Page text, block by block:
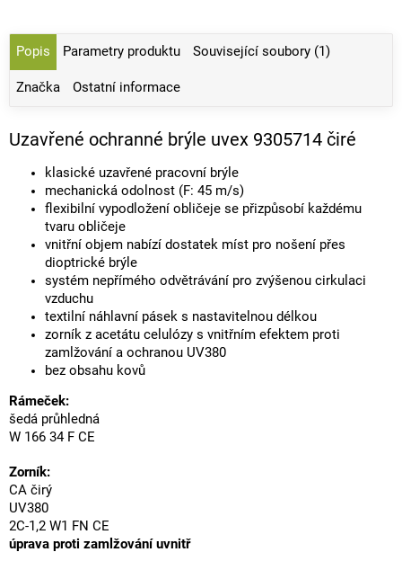
Popis Parametry produktu Související soubory (1)
Značka Ostatní informace
Uzavřené ochranné brýle uvex 9305714 čiré
klasické uzavřené pracovní brýle
mechanická odolnost (F: 45 m/s)
flexibilní vypodložení obličeje se přizpůsobí každému
tvaru obličeje
vnitřní objem nabízí dostatek míst pro nošení přes
dioptrické brýle
systém nepřímého odvětrávání pro zvýšenou cirkulaci
vzduchu
textilní náhlavní pásek s nastavitelnou délkou
zorník z acetátu celulózy s vnitřním efektem proti
zamlžování a ochranou UV380
bez obsahu kovů
Rámeček:
šedá průhledná
W 166 34 F CE
Zorník:
CA čirý
UV380
2C-1,2 W1 FN CE
úprava proti zamlžování uvnitř